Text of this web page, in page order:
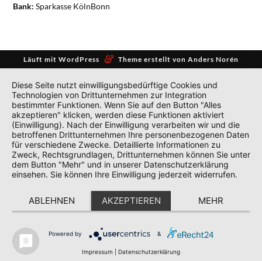
Bank: Sparkasse KölnBonn
Läuft mit WordPress & Theme erstellt von Anders Norén
Diese Seite nutzt einwilligungsbedürftige Cookies und
Technologien von Drittunternehmen zur Integration
bestimmter Funktionen. Wenn Sie auf den Button "Alles
akzeptieren" klicken, werden diese Funktionen aktiviert
(Einwilligung). Nach der Einwilligung verarbeiten wir und die
betroffenen Drittunternehmen Ihre personenbezogenen Daten
für verschiedene Zwecke. Detaillierte Informationen zu
Zweck, Rechtsgrundlagen, Drittunternehmen können Sie unter
dem Button "Mehr" und in unserer Datenschutzerklärung
einsehen. Sie können Ihre Einwilligung jederzeit widerrufen.
ABLEHNEN AKZEPTIEREN MEHR
Powered by &
Impressum Datenschutzerklärung